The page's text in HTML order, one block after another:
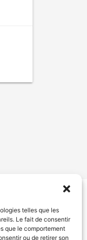
telles que les
Le fait de consentir
que le comportement
ou de retirer son